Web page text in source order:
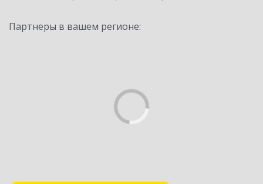
Партнеры в вашем регионе: